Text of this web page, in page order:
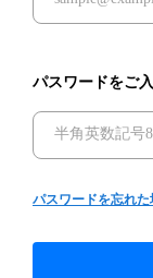
パスワードをご
パスワードを忘れた